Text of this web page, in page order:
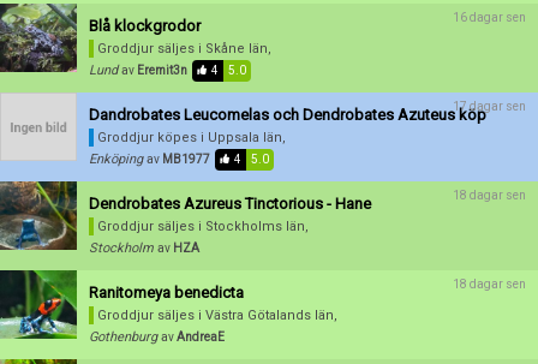
Blå klockgrodor
Groddjur säljes i Skåne län,
Lund av Eremit3n 4 5.0
16 dagar sen
Dandrobates Leucomelas och Dendrobates Azuteus köp
Groddjur köpes i Uppsala län,
Enköping av MB1977 4 5.0
17 dagar sen
Dendrobates Azureus Tinctorious - Hane
Groddjur säljes i Stockholms län,
Stockholm av HZA
18 dagar sen
Ranitomeya benedicta
Groddjur säljes i Västra Götalands län,
Gothenburg avAndreaE
18 dagar sen